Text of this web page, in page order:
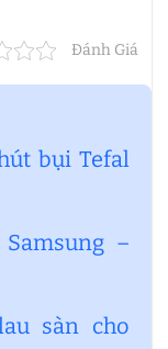
Đánh Giá
bụi Tefal
–
sàn cho